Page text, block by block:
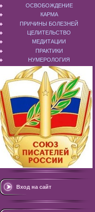
ОСВОБОЖДЕНИЕ
КАРМА
ПРИЧИНЫ БОЛЕЗНЕЙ
ЦЕЛИТЕЛЬСТВО
МЕДИТАЦИИ
ПРАКТИКИ
НУМЕРОЛОГИЯ
Вход на сайт